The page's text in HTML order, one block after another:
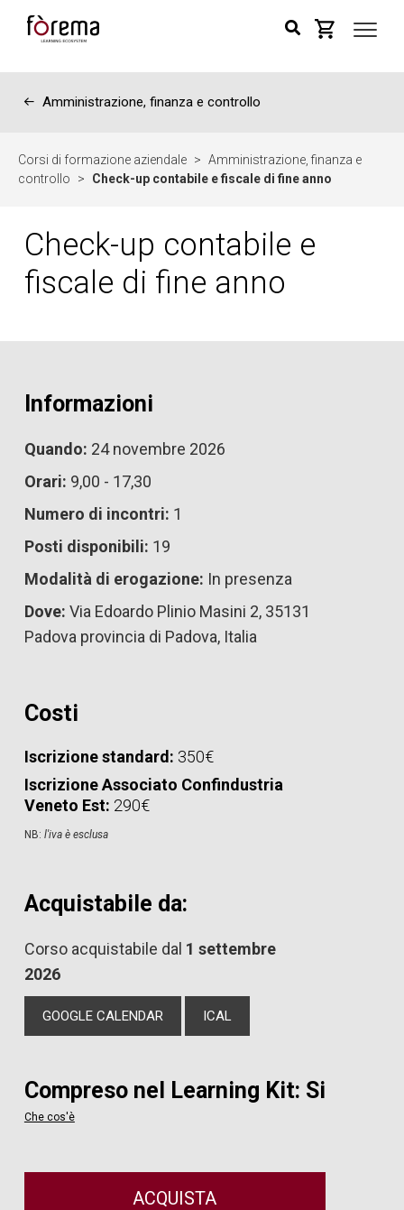
← Amministrazione, finanza e controllo
Corsi di formazione aziendale > Amministrazione, finanza e
controllo
> Check-up contabile e fiscale di fine anno
Check-up contabile e
fiscale di fine anno
Informazioni
Quando: 24 novembre 2026
Orari: 9,00 - 17,30
Numero di incontri: 1
Posti disponibili: 19
Modalità di erogazione: In presenza
Dove: Via Edoardo Plinio Masini 2, 35131
Padova provincia di Padova, Italia
Costi
Iscrizione standard: 350€
Iscrizione Associato Confindustria
Veneto Est: 290€
NB: l'iva è esclusa
Acquistabile da:
Corso acquistabile dal 1 settembre
2026
GOOGLE CALENDAR ICAL
Compreso nel Learning Kit: Si
Che cos'è
ACQUISTA